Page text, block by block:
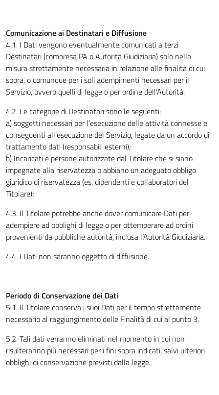
Comunicazione ai Destinatari e Diffusione
4.1. I Dati vengono eventualmente comunicati a terzi
Destinatari (compresa PA o Autorità Giudiziaria) solo nella
misura strettamente necessaria in relazione alle finalità di cui
sopra, o comunque per i soli adempimenti necessari per il
Servizio, ovvero quelli di legge o per ordine dell’Autorità.
4.2. Le categorie di Destinatari sono le seguenti:
a) soggetti necessari per l’esecuzione delle attività connesse e
conseguenti all’esecuzione del Servizio, legate da un accordo di
trattamento dati (responsabili esterni);
b) Incaricati e persone autorizzate dal Titolare che si siano
impegnate alla riservatezza o abbiano un adeguato obbligo
giuridico di riservatezza (es. dipendenti e collaboratori del
Titolare);
4.3. Il Titolare potrebbe anche dover comunicare Dati per
adempiere ad obblighi di legge o per ottemperare ad ordini
provenienti da pubbliche autorità, inclusa l’Autorità Giudiziaria.
4.4. I Dati non saranno oggetto di diffusione.
Periodo di Conservazione dei Dati
5.1. Il Titolare conserva i suoi Dati per il tempo strettamente
necessario al raggiungimento delle Finalità di cui al punto 3.
5.2. Tali dati verranno eliminati nel momento in cui non
risulteranno più necessari per i fini sopra indicati, salvi ulteriori
obblighi di conservazione previsti dalla legge.